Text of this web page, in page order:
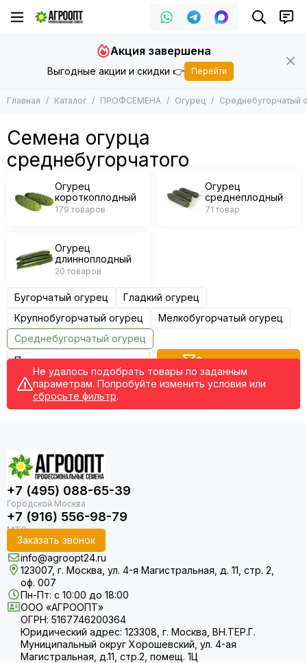
ПРОФСЕМЕНА
Горох
Дыня
Зеленные
Кабачок
Кукуруза
Капуста
Огурец
Огурец
Огурец короткоплодный
Огурец длинноплодный
Патиссон
Подвой
Редис
Редька
Салат
Свекла
Сельдерей
Спаржа
Микрозелень - семена для проращивания
Фасоль
Фенхель
Выгодные акции и скидки 👉
Акция завершена
Перейти
Главная Каталог ПРОФСЕМЕНА Огурец Среднебугорчатый
Семена огурца
среднебугорчатого
Огурец
короткоплодный
179 товаров
Огурец
среднеплодный
71 товар
Огурец
длинноплодный
20 товаров
Бугорчатый огурец
Гладкий огурец
Крупнобугорчатый огурец
Мелкобугорчатый огурец
Среднебугорчатый огурец
Фильтр товаров
Не удалось подобрать товары по заданным
параметрам. Попробуйте изменить условия или
сбросьте фильтр.
+7 (495) 088-65-39
+7 (916) 556-98-79
Заказать звонок
info@agroopt24.ru
123007, г. Москва, ул. 4-я Магистральная, д. 11, стр. 2,
оф. 007
Пн-Пт: с 10:00 до 18:00
ООО «АГРООПТ»
ОГРН: 5167746200364
Юридический адрес: 123308, г. Москва, ВН.ТЕР.Г.
Муниципальный округ Хорошевский, ул. 4-ая
Магистральная, д.11, стр.2, помещ. 1Ц